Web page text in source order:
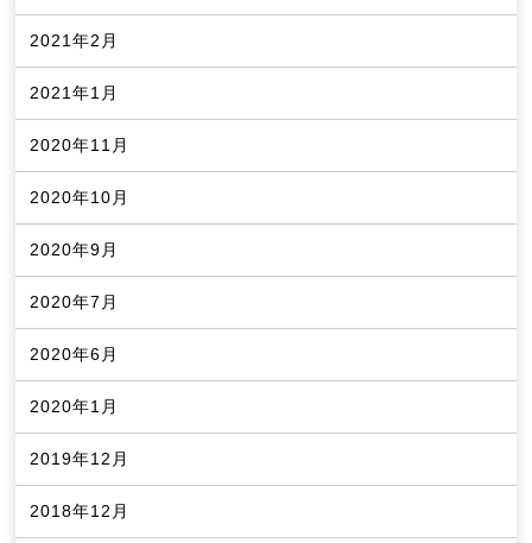
2021年2月
2021年1月
2020年11月
2020年10月
2020年9月
2020年7月
2020年6月
2020年1月
2019年12月
2018年12月